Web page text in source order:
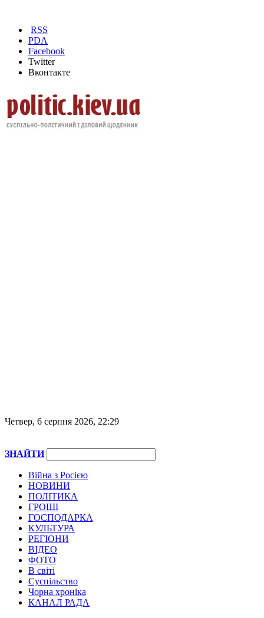
RSS
PDA
Facebook
Twitter
Вконтакте
Четвер, 6 серпня 2026, 22:29
ЗНАЙТИ
Війна з Росією
НОВИНИ
ПОЛІТИКА
ГРОШІ
ГОСПОДАРКА
КУЛЬТУРА
РЕГІОНИ
ВІДЕО
ФОТО
В світі
Суспільство
Чорна хроніка
КАНАЛ РАДА